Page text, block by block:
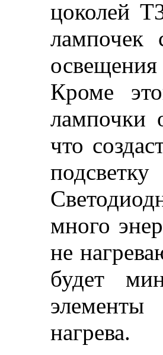
цоколей
лампочек
Кроме
лампочки
что
много
не
будет
нагрева.